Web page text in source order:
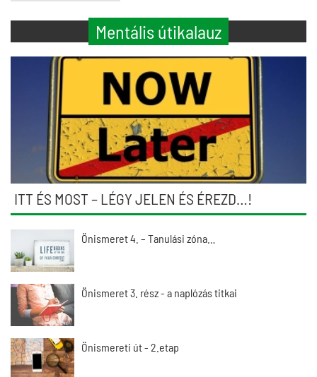
Mentális útikalauz
ITT ÉS MOST – LÉGY JELEN ÉS ÉREZD…!
Önismeret 4. – Tanulási zóna…
Önismeret 3. rész - a naplózás titkai
Önismereti út - 2.etap